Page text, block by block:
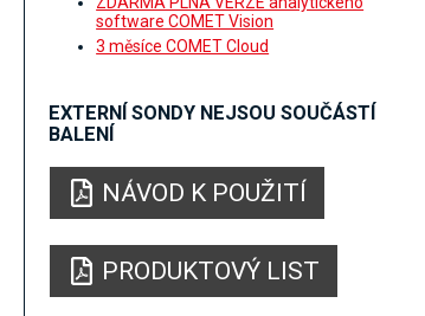
software COMET Vision
3 měsíce COMET Cloud
EXTERNÍ SONDY NEJSOU SOUČÁSTÍ
BALENÍ
NÁVOD K POUŽITÍ
PRODUKTOVÝ LIST